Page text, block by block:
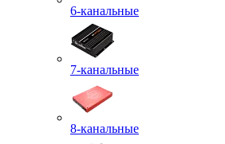
6-канальные
7-канальные
8-канальные